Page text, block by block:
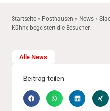
Startseite » Posthausen » News »
Kühne begeistert die Besucher
Beitrag teilen
Alle News